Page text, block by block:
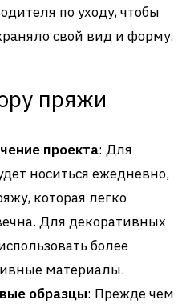
по уходу, чтобы
свой вид и форму.
пряжи
проекта: Для
носиться ежедневно,
которая легко
Для декоративных
более
материалы.
образцы: Прежде чем